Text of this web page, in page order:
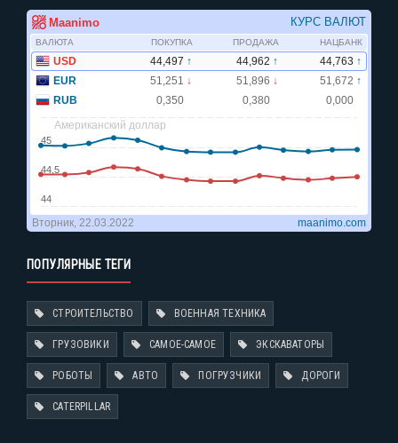
ПОПУЛЯРНЫЕ ТЕГИ
СТРОИТЕЛЬСТВО ВОЕННАЯ ТЕХНИКА
ГРУЗОВИКИ САМОЕ-САМОЕ ЭКСКАВАТОРЫ
РОБОТЫ АВТО ПОГРУЗЧИКИ ДОРОГИ
CATERPILLAR